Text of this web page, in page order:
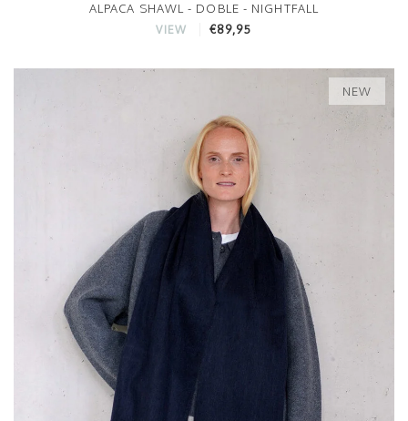
ALPACA SHAWL - DOBLE - NIGHTFALL
VIEW €89,95
NEW